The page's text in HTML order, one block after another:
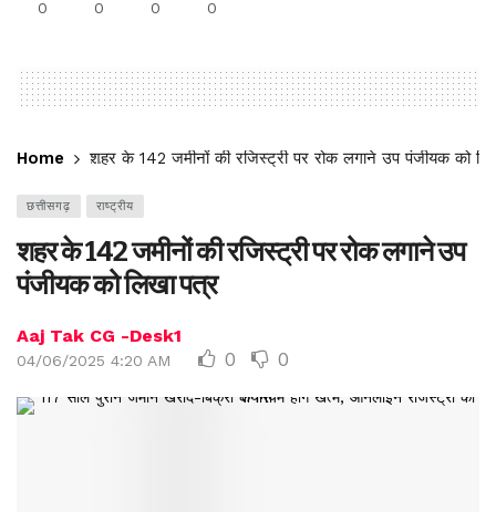
0 0 0 0
Home शहर के 142 जमीनों की रजिस्ट्री पर रोक लगाने उप पंजीयक को
छत्तीसगढ़ राष्ट्रीय
शहर के 142 जमीनों की रजिस्ट्री पर रोक लगाने उप
पंजीयक को लिखा पत्र
Aaj Tak CG -Desk1
04/06/2025 4:20 AM 0 0